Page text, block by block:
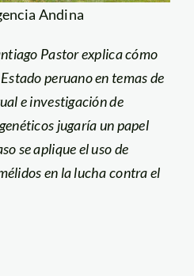
Andina
Pastor explica cómo
peruano en temas de
e investigación de
jugaría un papel
se aplique el uso de
en la lucha contra el